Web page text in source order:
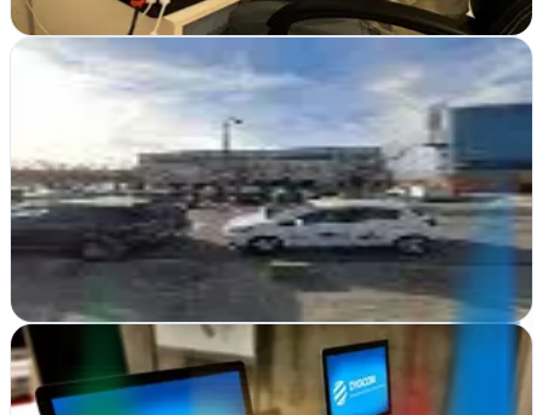
Ver ficha completa
Be Marketing Co.
Reus, Tarragona
Be Marketing Co. impulsa negocios en Reus con estrategias de
marketing integral, transformando objetivos en resultados medibles
y crecimiento sostenido
Ver ficha completa
DYGICOM - Disseny Web i Màrqueting Digital